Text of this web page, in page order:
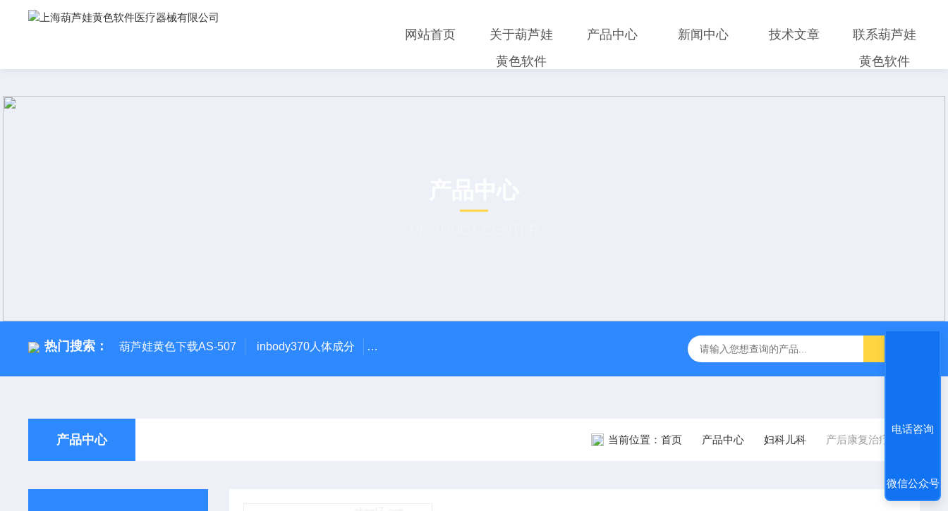
网站首页
关于葫芦娃
黄色软件
产品中心 新闻中心 技术文章
联系葫芦娃
黄色软件
热门搜索： 葫芦娃黄色下载AS-507 inbody370人体成分 AR-1日本尼德克NIDEK ARK-1自动电脑验光仪 inbody人体成分J30儿童型 FT-1000非接触眼压计
产品中心 当前位置： 首页 产品中心 妇科儿科 产后康复治疗仪
电话咨询
微信公众号